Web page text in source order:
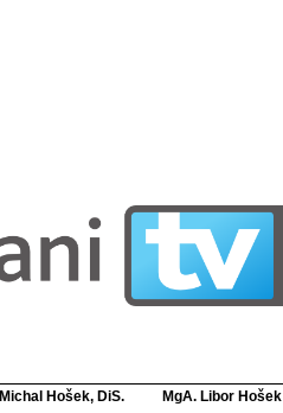
Michal Hošek, DiS. MgA. Libor Hošek